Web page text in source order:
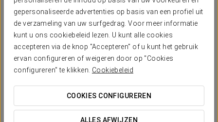
gepersonaliseerde advertenties op basis van een profiel uit
de verzameling van uw surfgedrag. Voor meer informatie
kunt u ons cookiebeleid lezen. U kunt alle cookies
accepteren via de knop "Accepteren" of u kunt het gebruik
ervan configureren of weigeren door op "Cookies
configureren" te klikken. Cookiebeleid
COOKIES CONFIGUREREN
ALLES AFWIJZEN
volkeren die de stad aandeden, lieten er hun discrete maar
onuitwisbare sporen na. De tentoonstelling van Aurea
Museum geeft je een kijk op het dagelijkse leven van deze
culturen die ooit in Lissabon woonden, neemt je mee langs
de bewaarde woningen, muren en publieke ruimten, en
houdt zo het culturele materiaal van Lissabon levendig.
Het hotel organiseert elke dag een tour langs zijn